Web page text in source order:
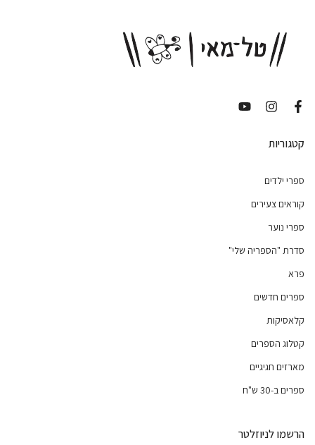
קטגוריות
ספרי ילדים
קוראים צעירים
ספרי נוער
סדרת "הספריה שלי"
פרא
ספרים חדשים
קלאסיקות
קטלוג הספרים
מארזים חגיגיים
ספרים ב-30 ש"ח
הרשמו לניוזלטר